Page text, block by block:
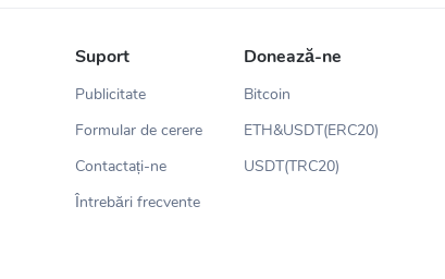
Suport
Publicitate
Formular de cerere
Contactați-ne
Întrebări frecvente
Donează-ne
Bitcoin
ETH&USDT(ERC20)
USDT(TRC20)